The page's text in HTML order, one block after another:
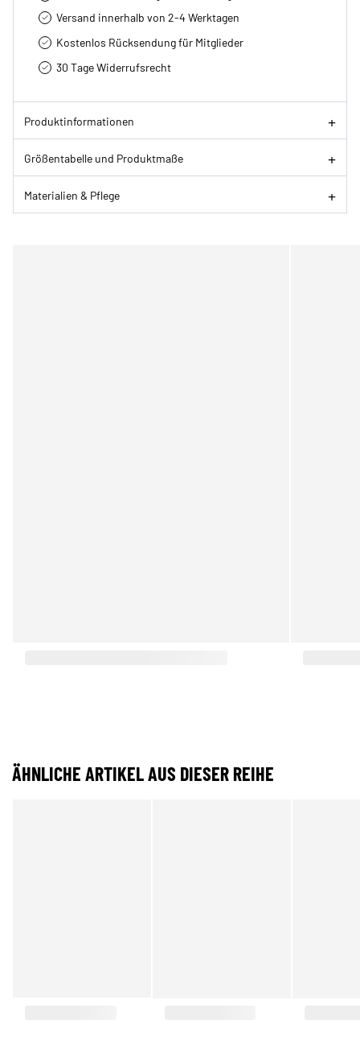
Versand innerhalb von 2-4 Werktagen
Kostenlos Rücksendung für Mitglieder
30 Tage Widerrufsrecht
Produktinformationen
Größentabelle und Produktmaße
Materialien & Pflege
ÄHNLICHE ARTIKEL AUS DIESER REIHE